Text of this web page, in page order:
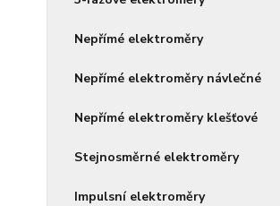
Nepřímé elektroměry
Nepřímé elektroměry návlečné
Nepřímé elektroměry klešťové
Stejnosměrné elektroměry
Impulsní elektroměry